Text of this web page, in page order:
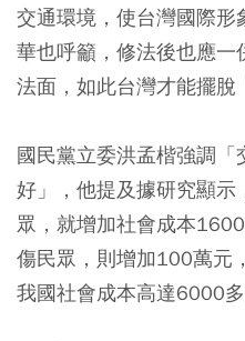
交通環境，使台灣國際
華也呼籲，修法後也應
法面，如此台灣才能擺脫
國民黨立委洪孟楷強調
好」，他提及據研究顯
眾，就增加社會成本
傷民眾，則增加100萬元
我國社會成本高達6000多